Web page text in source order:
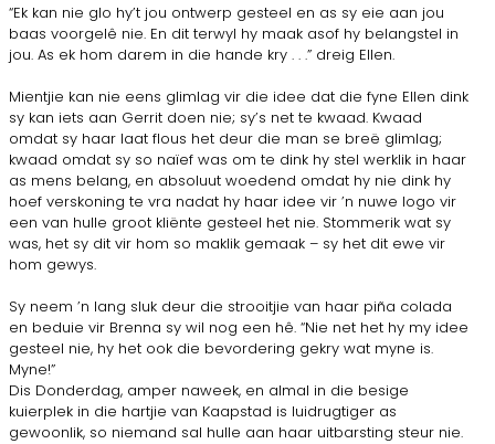
“Ek kan nie glo hy’t jou ontwerp gesteel en as sy eie aan jou
baas voorgelê nie. En dit terwyl hy maak asof hy belangstel in
jou. As ek hom darem in die hande kry . . .” dreig Ellen.
Mientjie kan nie eens glimlag vir die idee dat die fyne Ellen dink
sy kan iets aan Gerrit doen nie; sy’s net te kwaad. Kwaad
omdat sy haar laat flous het deur die man se breë glimlag;
kwaad omdat sy so naïef was om te dink hy stel werklik in haar
as mens belang, en absoluut woedend omdat hy nie dink hy
hoef verskoning te vra nadat hy haar idee vir ’n nuwe logo vir
een van hulle groot kliënte gesteel het nie. Stommerik wat sy
was, het sy dit vir hom so maklik gemaak – sy het dit ewe vir
hom gewys.
Sy neem ’n lang sluk deur die strooitjie van haar piña colada
en beduie vir Brenna sy wil nog een hê. “Nie net het hy my idee
gesteel nie, hy het ook die bevordering gekry wat myne is.
Myne!”
Dis Donderdag, amper naweek, en almal in die besige
kuierplek in die hartjie van Kaapstad is luidrugtiger as
gewoonlik, so niemand sal hulle aan haar uitbarsting steur nie.